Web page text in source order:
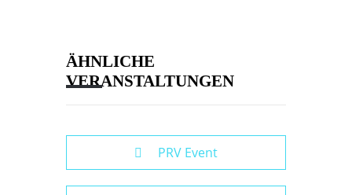
ÄHNLICHE
VERANSTALTUNGEN
PRV Event